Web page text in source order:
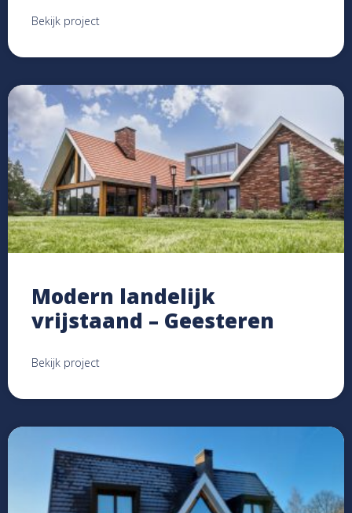
Bekijk project
Modern landelijk
vrijstaand – Geesteren
Bekijk project